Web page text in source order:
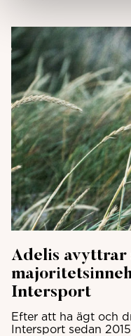
Adelis avyttrar
Intersport
Efter att ha ägt och
Intersport sedan